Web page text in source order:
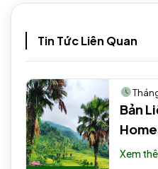
Tin Tức Liên Quan
Bản
Xem